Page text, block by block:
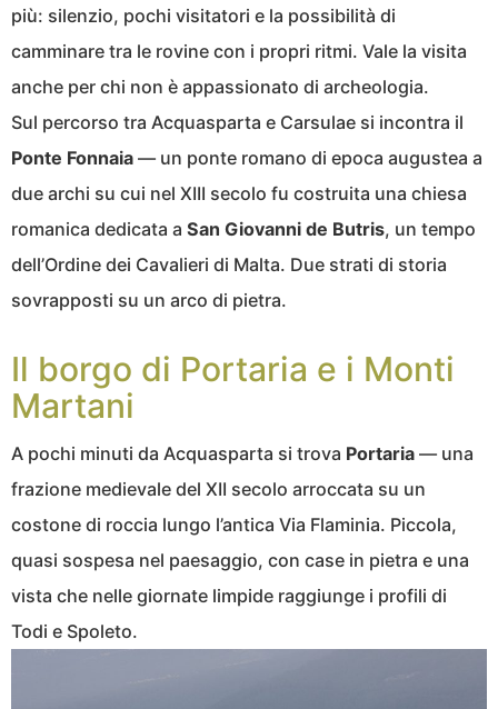
più: silenzio, pochi visitatori e la possibilità di
camminare tra le rovine con i propri ritmi. Vale la visita
anche per chi non è appassionato di archeologia.
Sul percorso tra Acquasparta e Carsulae si incontra il
Ponte Fonnaia — un ponte romano di epoca augustea a
due archi su cui nel XIII secolo fu costruita una chiesa
romanica dedicata a San Giovanni de Butris, un tempo
dell’Ordine dei Cavalieri di Malta. Due strati di storia
sovrapposti su un arco di pietra.
Il borgo di Portaria e i Monti
Martani
A pochi minuti da Acquasparta si trova Portaria — una
frazione medievale del XII secolo arroccata su un
costone di roccia lungo l’antica Via Flaminia. Piccola,
quasi sospesa nel paesaggio, con case in pietra e una
vista che nelle giornate limpide raggiunge i profili di
Todi e Spoleto.